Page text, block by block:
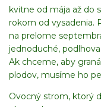
kvitne od mája až do
rokom od vysadenia.
na prelome
jednoduché,
Ak chceme, aby
plodov, musíme ho
Ovocný strom, ktorý